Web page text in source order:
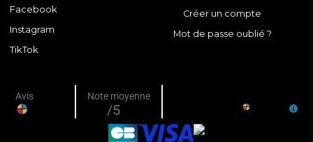
Facebook
Instagram
TikTok
Créer un compte
Mot de passe oublié ?